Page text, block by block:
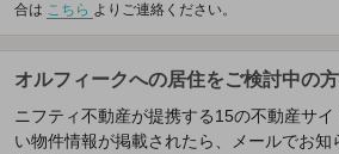
合は こちら よりご連絡ください。
オルフィークへの居住をご検討中の
ニフティ不動産が提携する15の不動産サ
い物件情報が掲載されたら、メールでお